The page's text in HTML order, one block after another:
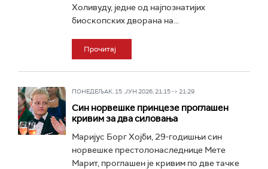
Холивуду, једне од најпознатијих
биоскопских дворана на...
Прочитај
ПОНЕДЕЉАК, 15. ЈУН 2026, 21:15 -> 21:29
Син норвешке принцезе проглашен
кривим за два силовања
Маријус Борг Хојби, 29-годишњи син
норвешке престолонаследнице Мете
Марит, проглашен је кривим по две тачке